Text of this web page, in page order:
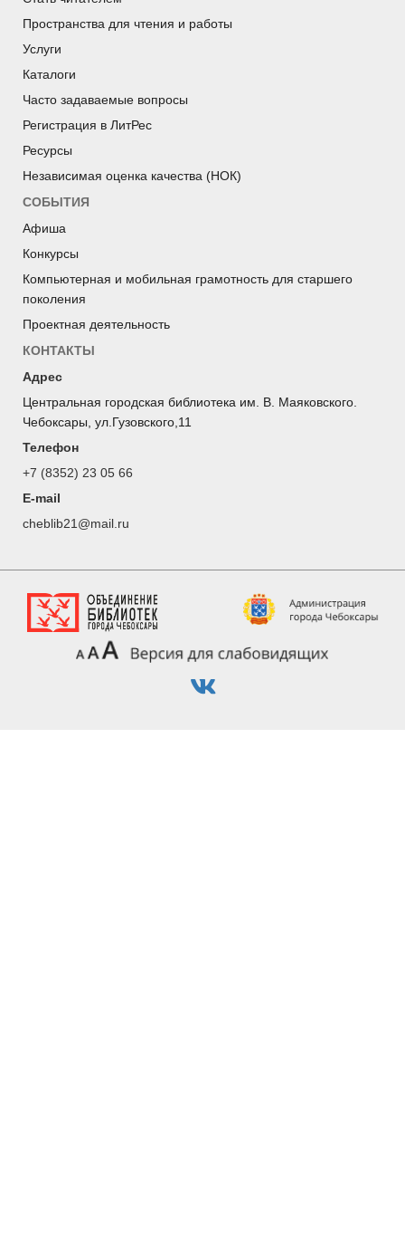
Пространства для чтения и работы
Услуги
Каталоги
Часто задаваемые вопросы
Регистрация в ЛитРес
Ресурсы
Независимая оценка качества (НОК)
СОБЫТИЯ
Афиша
Конкурсы
Компьютерная и мобильная грамотность для старшего
поколения
Проектная деятельность
КОНТАКТЫ
Адрес
Центральная городская библиотека им. В. Маяковского.
Чебоксары, ул.Гузовского,11
Телефон
+7 (8352) 23 05 66
E-mail
cheblib21@mail.ru